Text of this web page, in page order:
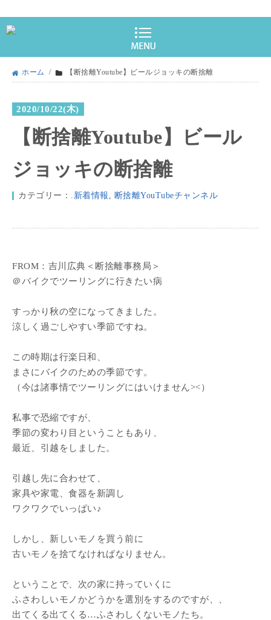
ホーム / 【断捨離Youtube】ビールジョッキの断捨離
2020/10/22(木)
【断捨離Youtube】ビール
ジョッキの断捨離
カテゴリー： .新着情報 , 断捨離YouTubeチャンネル
FROM：吉川広典＜断捨離事務局＞
＠バイクでツーリングに行きたい病
すっかり秋の空になってきました。
涼しく過ごしやすい季節ですね。
この時期は行楽日和、
まさにバイクのための季節です。
（今は諸事情でツーリングにはいけません><）
私事で恐縮ですが、
季節の変わり目ということもあり、
最近、引越をしました。
引越し先に合わせて、
家具や家電、食器を新調し
ワクワクでいっぱい♪
しかし、新しいモノを買う前に
古いモノを捨てなければなりません。
ということで、次の家に持っていくに
ふさわしいモノかどうかを選別をするのですが、、
出てくる出てくる…ふさわしくないモノたち。